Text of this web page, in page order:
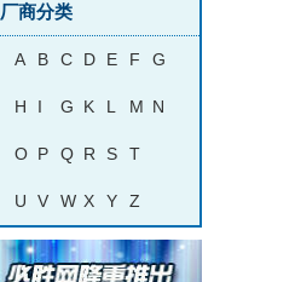
厂商分类
A B C D E F G
H I G K L M N
O P Q R S T
U V W X Y Z